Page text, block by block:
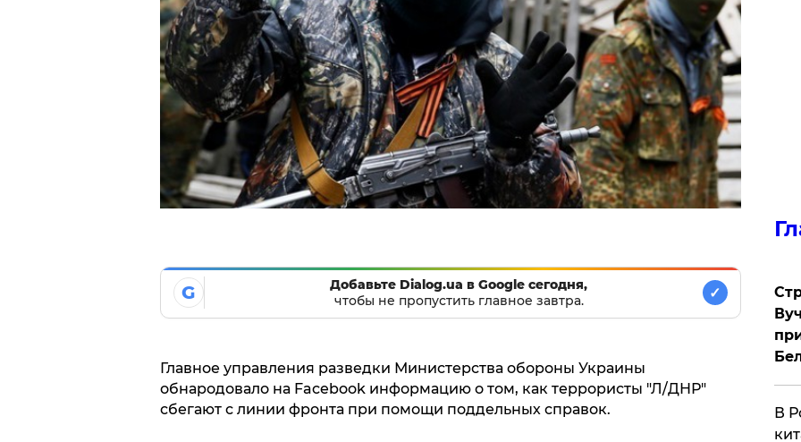
G
Добавьте Dialog.ua в Google сегодня,
чтобы не пропустить главное завтра.
✓
Главное управления разведки Министерства обороны Украины
обнародовало на Facebook информацию о том, как террористы "Л/ДНР"
сбегают с линии фронта при помощи поддельных справок.
В